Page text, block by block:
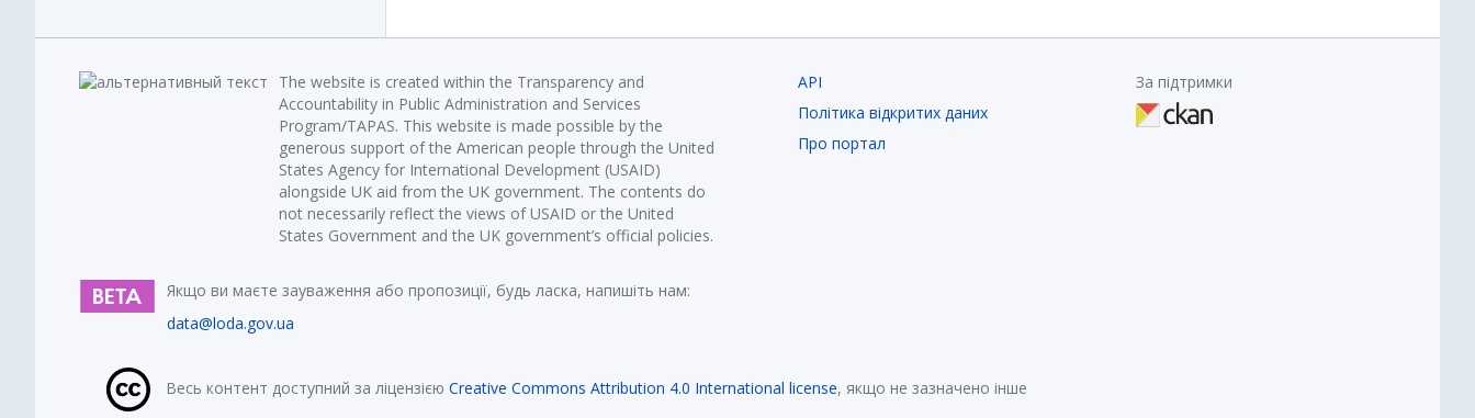
The website is created within the Transparency and
Accountability in Public Administration and Services
Program/TAPAS. This website is made possible by the
generous support of the American people through the United
States Agency for International Development (USAID)
alongside UK aid from the UK government. The contents do
not necessarily reflect the views of USAID or the United
States Government and the UK government’s official policies.
Якщо ви маєте зауваження або пропозиції, будь ласка, напишіть нам:
data@loda.gov.ua
API
Політика відкритих даних
Про портал
За підтримки
Весь контент доступний за ліцензією Creative Commons Attribution 4.0 International license, якщо не зазначено інше